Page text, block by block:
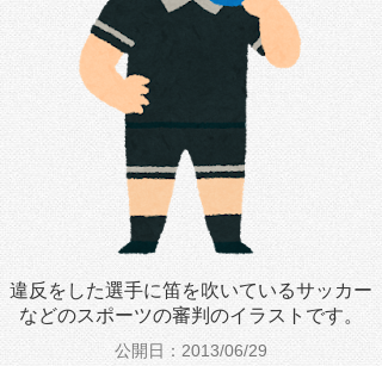
違反をした選手に笛を吹いているサッカー
などのスポーツの審判のイラストです。
公開日：2013/06/29